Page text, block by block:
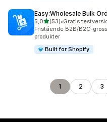
Easy:Wholesale Bulk
5,0av 5 stjärnor
(53)
53 recensioner totalt
•Gratis
Fristående B2B/B2C-
produkter
Built for Shopify
1 2 3